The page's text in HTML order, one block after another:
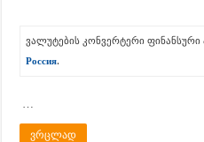
ვალუტების კონვერტერი
Россия.
ვრცლად